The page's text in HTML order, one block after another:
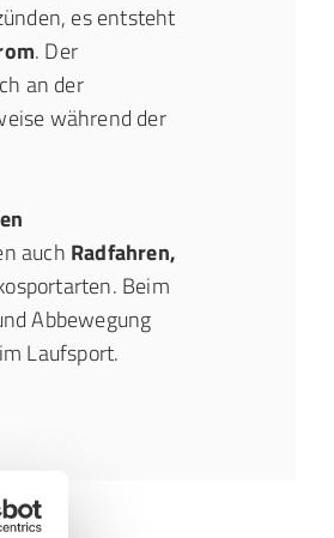
es entsteht
. Der
an der
während der
auch Radfahren,
Beim
Abbewegung
Laufsport.